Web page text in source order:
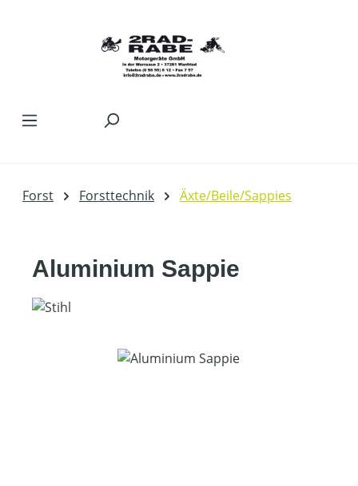
Forst Forsttechnik Äxte/Beile/Sappies
Aluminium Sappie
Bildergalerie überspringen